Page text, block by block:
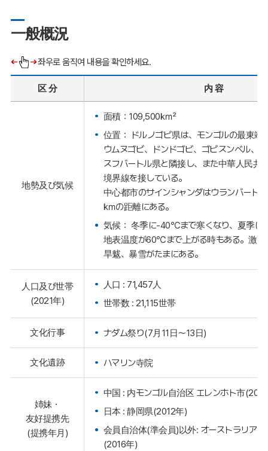
一般概況
좌우로 움직여 내용을 확인하세요.
区 分 内 容
地勢及び気候
面積：109,500㎢
位置： ドルノゴビ県は、モンゴルの最東端
ウムヌゴビ、ドンドゴビ、ゴビスンベル、
スフバートル県と隣接し、また中華人民
境界線を接している。
中心都市のサインシャンダはウランバート
㎞の距離にある。
気候： 冬季に-40℃まで寒くなり、夏季
地表温度が60℃まで上がる時もある。激し
旱魃、暴雪がたまにある。
人口及び世帯
(2021年)
人口 : 71,457人
世帯数 : 21,115世帯
文化行事 ナダム祭り(7月11日～13日)
文化遺跡 ハマリン寺院
姉妹・
友好提携先
(提携年月)
中国 : 内モンゴル自治区 エレンホト市
日本 : 静岡県(2012年)
会員自治体(準会員)以外: オーストラリア
(2016年)